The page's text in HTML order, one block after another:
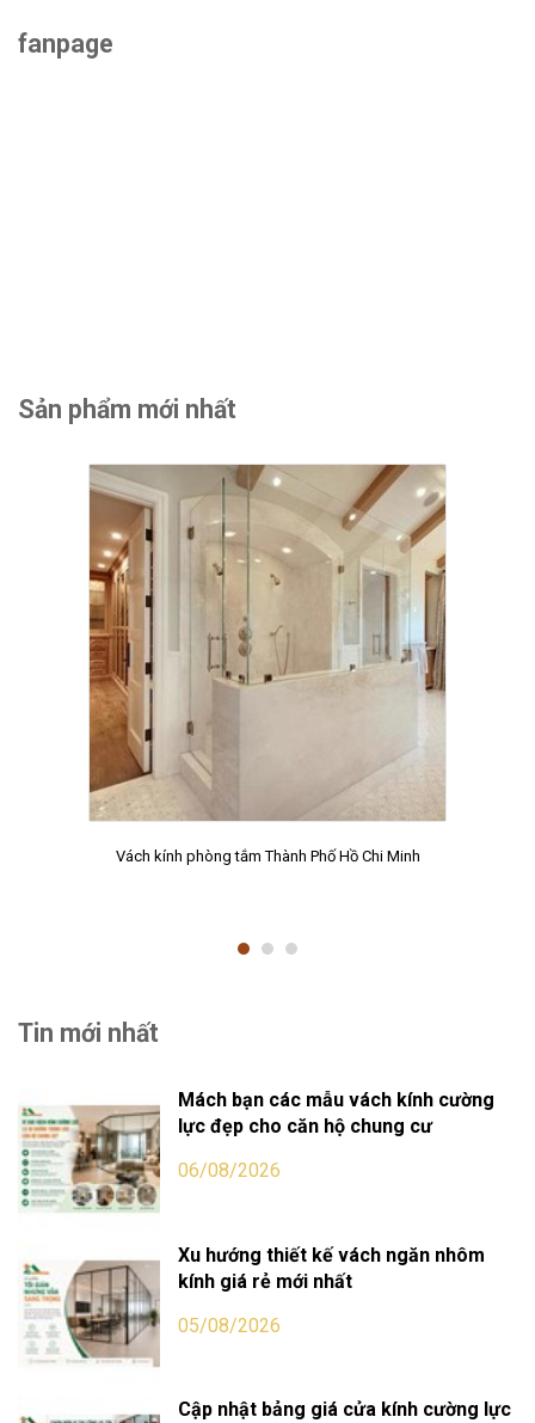
fanpage
Sản phẩm mới nhất
Vách kính phòng tắm Thành Phố Hồ Chi Minh
Tin mới nhất
Mách bạn các mẫu vách kính cường
lực đẹp cho căn hộ chung cư
06/08/2026
Xu hướng thiết kế vách ngăn nhôm
kính giá rẻ mới nhất
05/08/2026
Cập nhật bảng giá cửa kính cường lực